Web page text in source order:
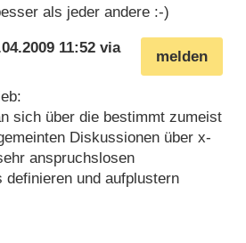
als jeder andere :-)
melden
11:52 via
sich über die bestimmt zumeist
Diskussionen über x-
anspruchslosen
definieren und aufplustern